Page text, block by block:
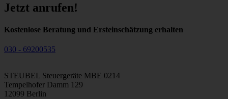
Jetzt anrufen!
Kostenlose Beratung und Ersteinschätzung erhalten
030 - 69200535
STEUBEL Steuergeräte MBE 0214
Tempelhofer Damm 129
12099 Berlin